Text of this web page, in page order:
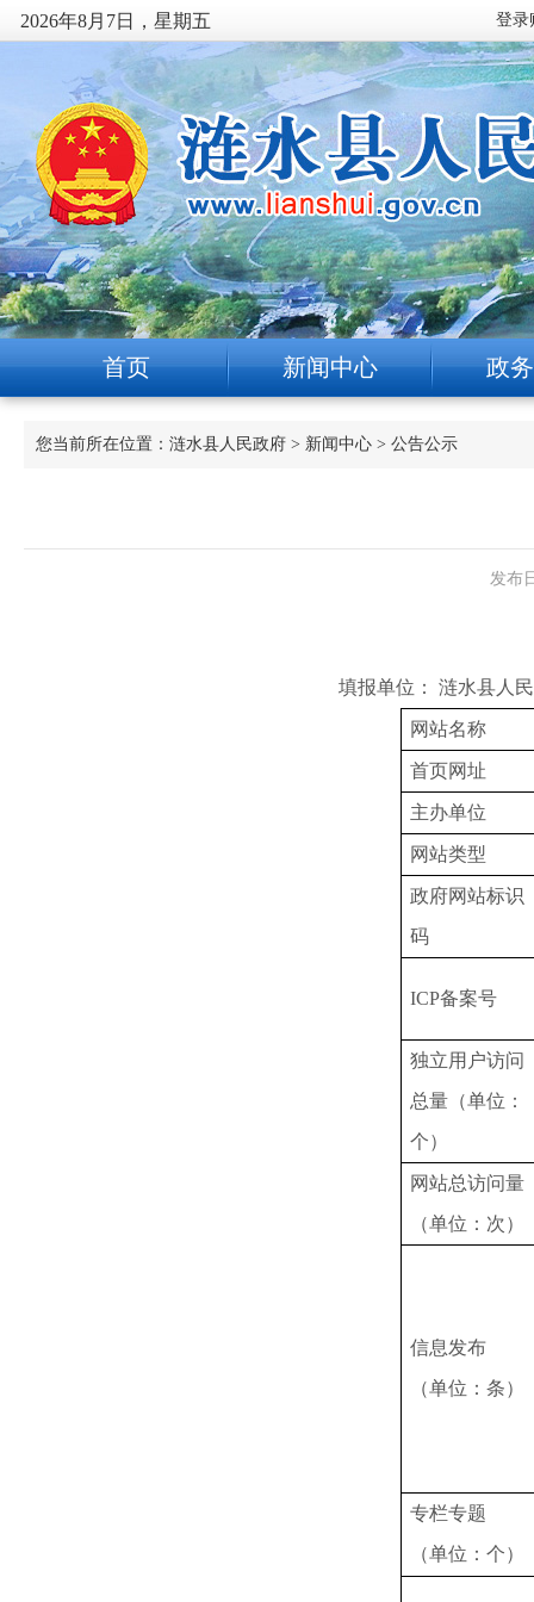
2026年8月7日，星期五
首页 新闻中心 政
您当前所在位置： 涟水县人民政府 > 新闻中心 > 公告公示
发布
填报单位： 涟水县人民政府
网站名称
首页网址
主办单位
网站类型
政府网站标识
码
ICP备案号
独立用户访问
总量（单位：
个）
网站总访问量
（单位：次）
信息发布
（单位：条）
专栏专题
（单位：个）